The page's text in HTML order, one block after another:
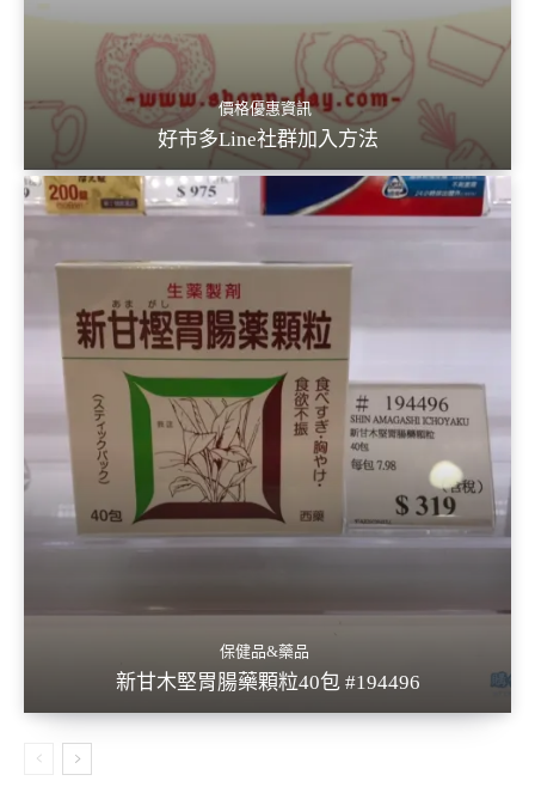
價格優惠資訊
好市多Line社群加入方法
保健品&藥品
新甘木堅胃腸藥顆粒40包 #194496